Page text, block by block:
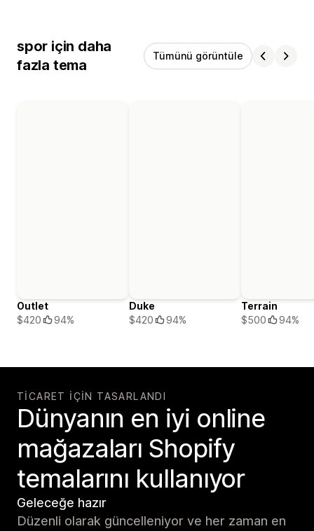
spor için daha
fazla tema
Tümünü görüntüle
Outlet
$420
94%
Duke
$420
94%
Terrain
$500
94%
TICARET IÇIN TASARLANDI
Dünyanın en iyi online
mağazaları Shopify
temalarını kullanıyor
Geleceğe hazır
Düzenli olarak güncelleniyor ve her zaman en